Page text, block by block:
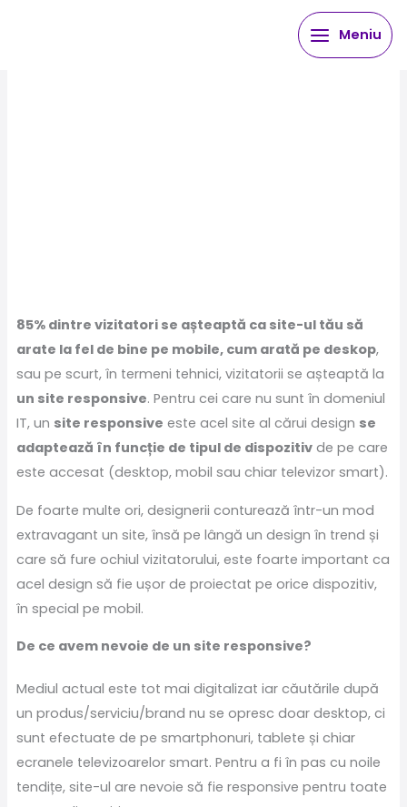
Meniu
85% dintre vizitatori se așteaptă ca site-ul tău să
arate la fel de bine pe mobile, cum arată pe deskop,
sau pe scurt, în termeni tehnici, vizitatorii se așteaptă la
un site responsive. Pentru cei care nu sunt în domeniul
IT, un site responsive este acel site al cărui design se
adaptează în funcție de tipul de dispozitivde pe care
este accesat (desktop, mobil sau chiar televizor smart).
De foarte multe ori, designerii conturează într-un mod
extravagant un site, însă pe lângă un design în trend și
care să fure ochiul vizitatorului, este foarte important ca
acel design să fie ușor de proiectat pe orice dispozitiv,
în special pe mobil.
De ce avem nevoie de un site responsive?
Mediul actual este tot mai digitalizat iar căutările după
un produs/serviciu/brand nu se opresc doar desktop, ci
sunt efectuate de pe smartphonuri, tablete și chiar
ecranele televizoarelor smart. Pentru a fi în pas cu noile
tendițe, site-ul are nevoie să fie responsive pentru toate